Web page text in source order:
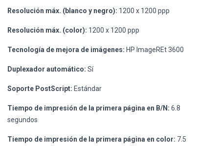
Resolución máx. (blanco y negro): 1200 x 1200 ppp
Resolución máx. (color): 1200 x 1200 ppp
Tecnología de mejora de imágenes: HP ImageREt 3600
Duplexador automático: Sí
Soporte PostScript: Estándar
Tiempo de impresión de la primera página en B/N: 6.8
segundos
Tiempo de impresión de la primera página en color: 7.5